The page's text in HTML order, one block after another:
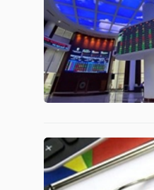
CÔNG
NGHIỆP
DÙNG
KHÔNG
THIẾT